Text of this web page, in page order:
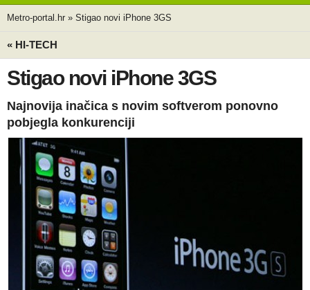
Metro-portal.hr » Stigao novi iPhone 3GS
« HI-TECH
Stigao novi iPhone 3GS
Najnovija inačica s novim softverom ponovno
pobjegla konkurenciji